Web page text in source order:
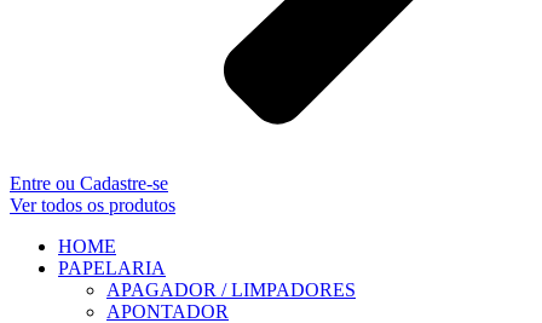
Entre ou Cadastre-se
Ver todos os produtos
HOME
PAPELARIA
APAGADOR / LIMPADORES
APONTADOR